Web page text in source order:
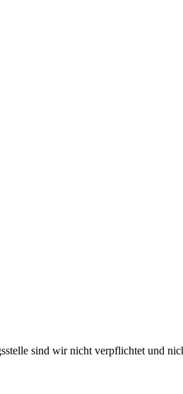
sind wir nicht verpflichtet und